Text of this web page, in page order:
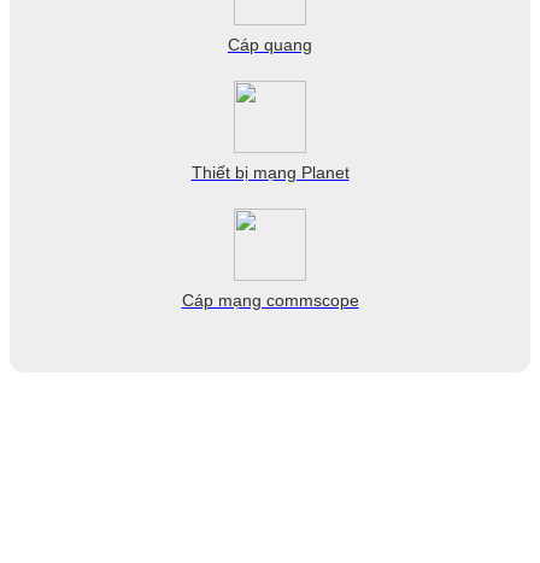
Cáp quang
Thiết bị mạng Planet
Cáp mạng commscope